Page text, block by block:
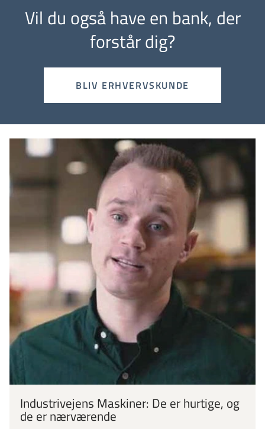
Vil du også have en bank, der
forstår dig?
BLIV ERHVERVSKUNDE
Industrivejens Maskiner: De er hurtige, og
de er nærværende